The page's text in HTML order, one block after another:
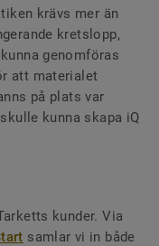
krävs mer än
kretslopp,
genomföras
att materialet
på plats var
kunna skapa iQ
kunder. Via
samlar vi in både